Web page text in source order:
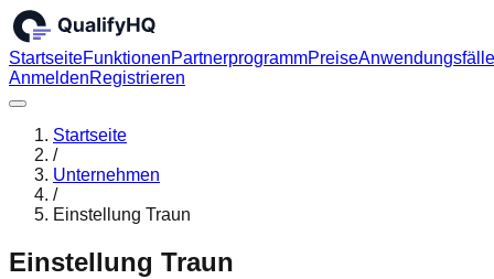
StartseiteFunktionenPartnerprogrammPreiseAnwendungsfälle
AnmeldenRegistrieren
Startseite
/
Unternehmen
/
Einstellung Traun
Einstellung Traun